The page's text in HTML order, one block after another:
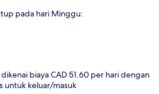
pada hari Minggu:
biaya CAD 51.60 per hari dengan
untuk keluar/masuk